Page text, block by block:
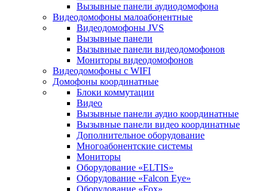
Вызывные панели аудиодомофона
Видеодомофоны малоабонентные
Видеодомофоны JVS
Вызывные панели
Вызывные панели видеодомофонов
Мониторы видеодомофонов
Видеодомофоны с WIFI
Домофоны координатные
Блоки коммутации
Видео
Вызывные панели аудио координатные
Вызывные панели видео координатные
Дополнительное оборудование
Многоабонентские системы
Мониторы
Оборудование «ELTIS»
Оборудование «Falcon Eye»
Оборудование «Fox»